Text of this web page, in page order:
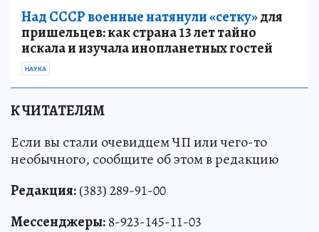
Над СССР военные натянули «сетку»для
пришельцев: как страна 13 лет тайно
искала и изучала инопланетных гостей
НАУКА
К ЧИТАТЕЛЯМ
Если вы стали очевидцем ЧП или чего-то
необычного, сообщите об этом в редакцию
Редакция:(383) 289-91-00
Мессенджеры:8-923-145-11-03